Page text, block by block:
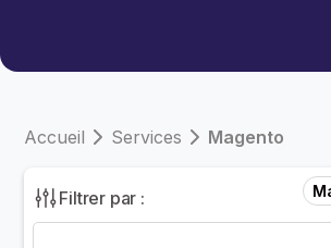
Accueil Services Magento
Filtrer par :